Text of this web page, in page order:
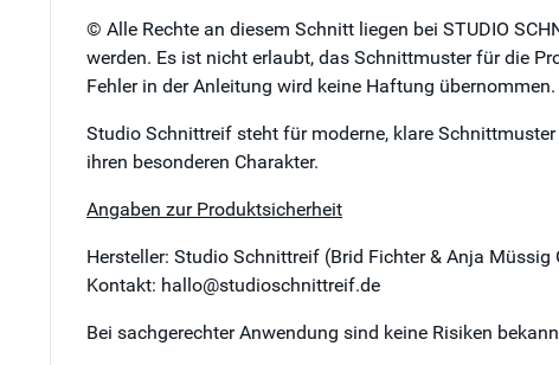
© Alle Rechte an diesem Schnitt liegen bei STUDIO
werden. Es ist nicht erlaubt, das Schnittmuster für die
Fehler in der Anleitung wird keine Haftung übernommen.
Studio Schnittreif steht für moderne, klare
ihren besonderen Charakter.
Angaben zur Produktsicherheit
Hersteller: Studio Schnittreif (Brid Fichter & Anja
Kontakt: hallo@studioschnittreif.de
Bei sachgerechter Anwendung sind keine Risiken